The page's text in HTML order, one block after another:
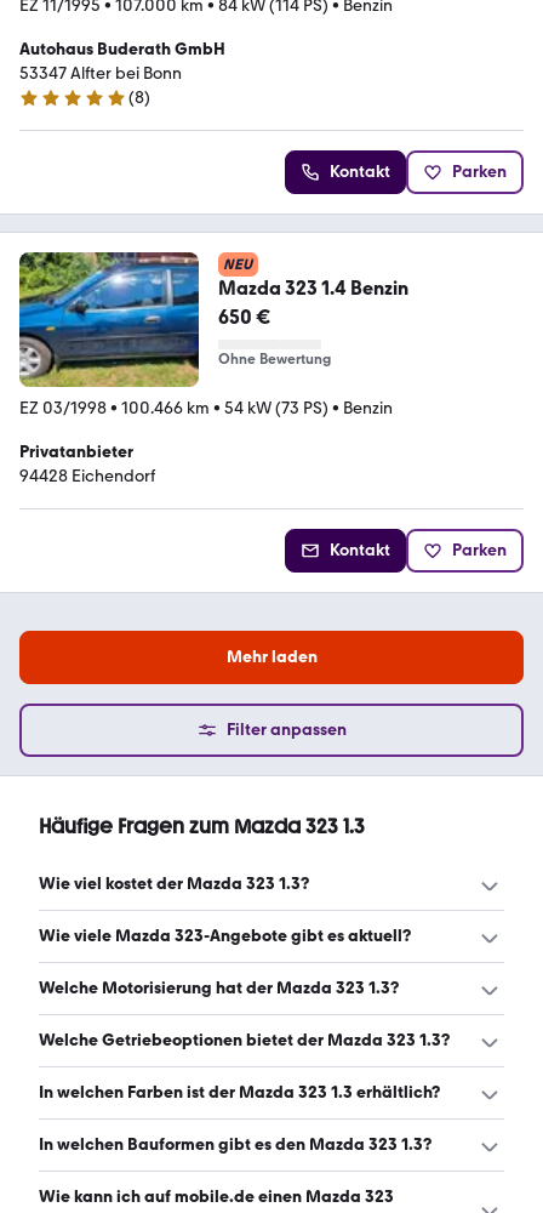
EZ 11/1995 • 107.000 km • 84 kW (114 PS) • Benzin
Autohaus Buderath GmbH
53347 Alfter bei Bonn
5 Sterne
(8)
Kontakt Parken
NEU
Mazda 323 1.4 Benzin
650 €
Ohne Bewertung
EZ 03/1998• 100.466 km • 54 kW (73 PS) • Benzin
Privatanbieter
94428 Eichendorf
Kontakt Parken
Mehr laden
Filter anpassen
Häufige Fragen zum Mazda 323 1.3
Wie viel kostet der Mazda 323 1.3?
Ein guter Preis für einen Mazda 323 1.3 liegt zwischen
Wie viele Mazda 323-Angebote gibt es aktuell?
Es gibt insgesamt 50 Mazda 323 bei mobile.de, davon 50
Welche Motorisierung hat der Mazda 323 1.3?
Der Mazda 323 1.3 hat Leistungen zwischen 63 und 124
Welche Getriebeoptionen bietet der Mazda 323 1.3?
Der Mazda 323 1.3 ist mit manuellem und automatischem
In welchen Farben ist der Mazda 323 1.3 erhältlich?
Den Mazda 323 1.3 gibt es in folgenden Farben: rot, silber,
Farbe ist rot. (Stand: 8.8.2026)
In welchen Bauformen gibt es den Mazda 323 1.3?
Den Mazda 323 1.3 gibt es in folgenden Bauformen:
Wie kann ich auf mobile.de einen Mazda 323